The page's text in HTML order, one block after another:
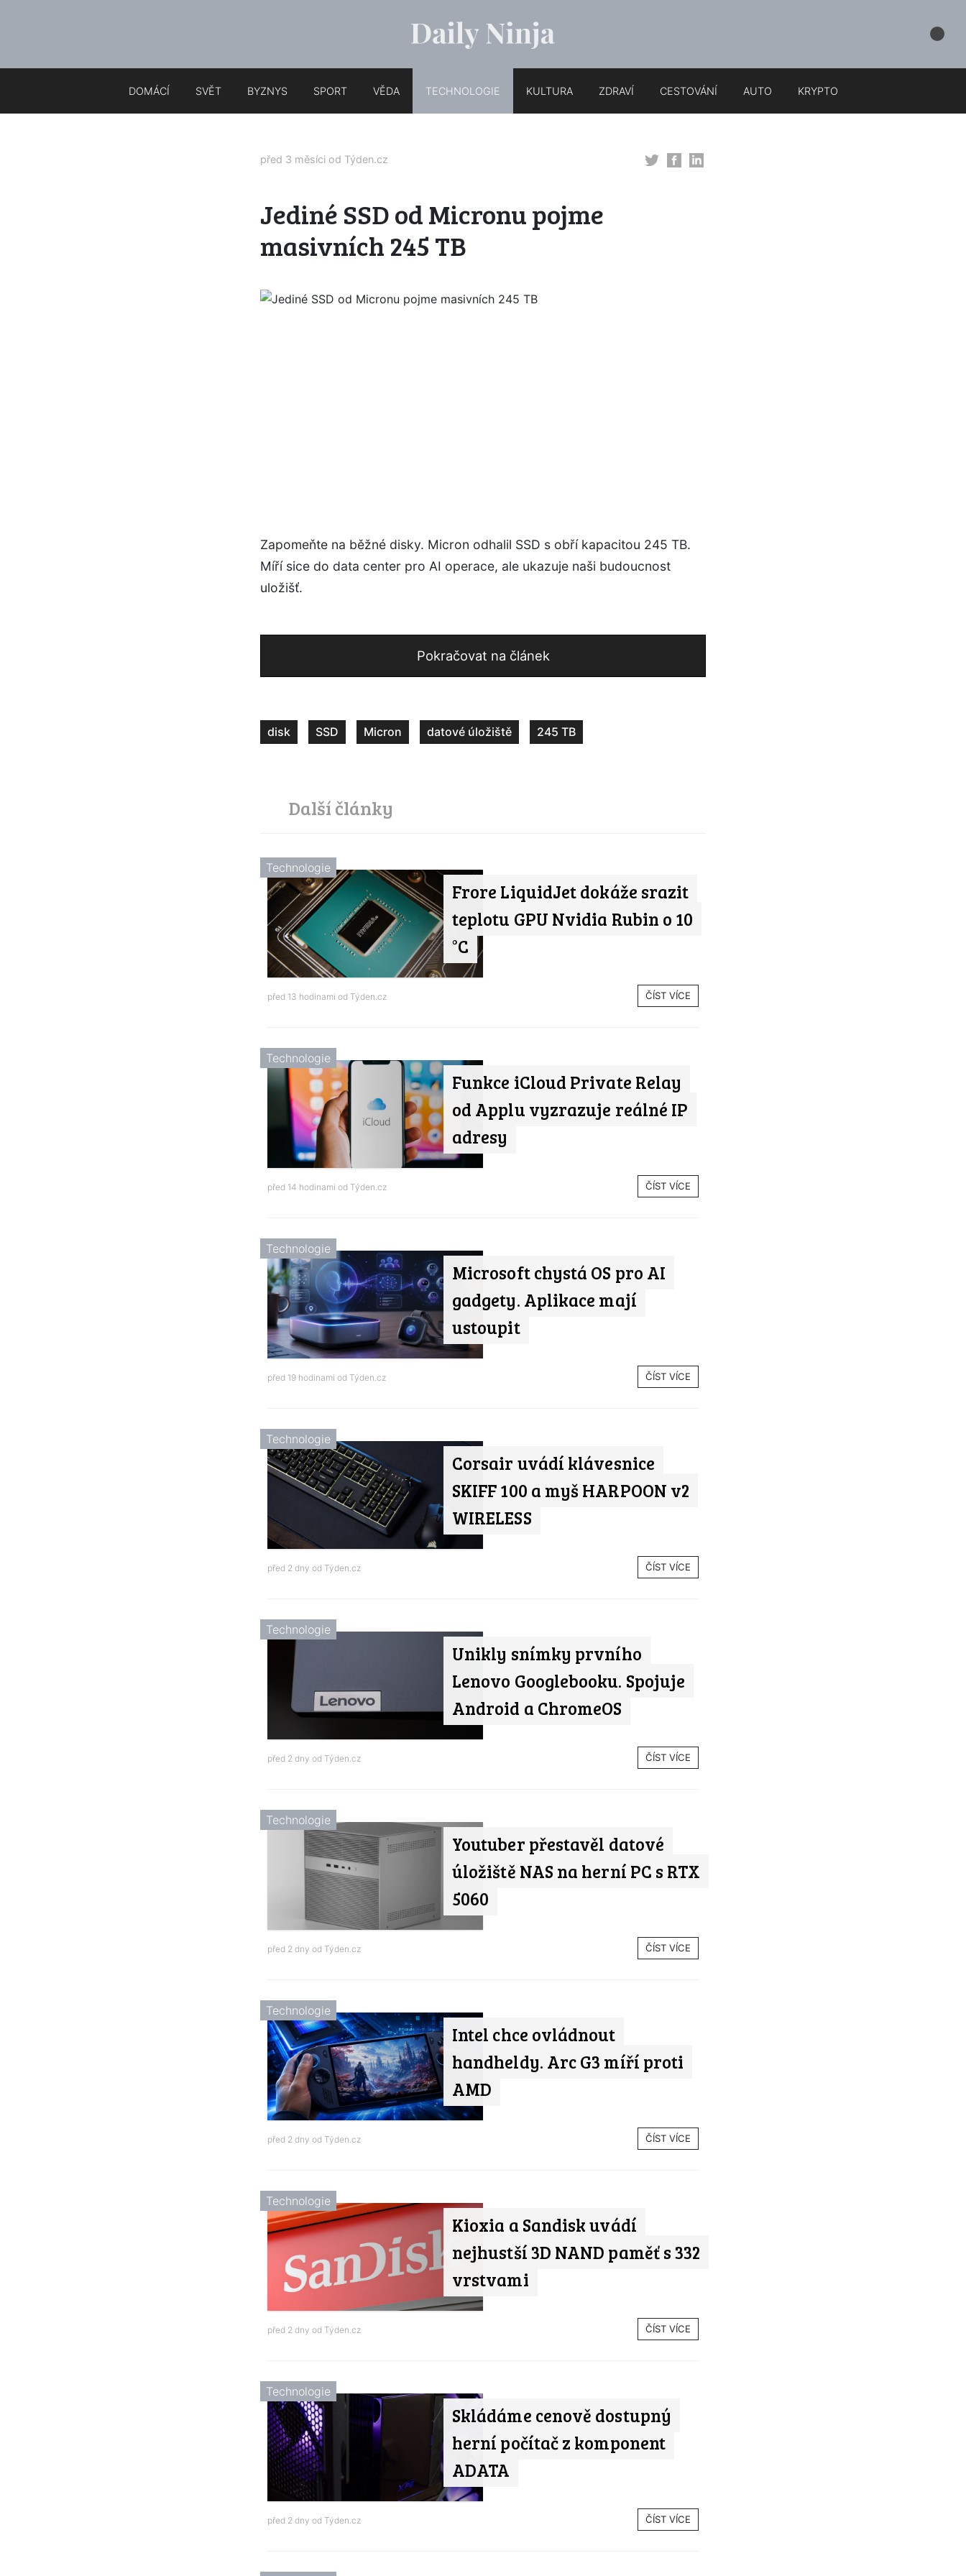
DOMÁCÍ SVĚT BYZNYS SPORT VĚDA TECHNOLOGIE KULTURA ZDRAVÍ CESTOVÁNÍ AUTO KRYPTO
před 3 měsíci od Týden.cz
Jediné SSD od Micronu pojme
masivních 245 TB
Zapomeňte na běžné disky. Micron odhalil SSD s obří kapacitou 245 TB.
Míří sice do data center pro AI operace, ale ukazuje naši budoucnost
uložišť.
Pokračovat na článek
disk SSD Micron datové úložiště 245 TB
Další články
Frore LiquidJet dokáže srazit
teplotu GPU Nvidia Rubin o 10
°C
Technologie
před 13 hodinami od Týden.cz ČÍST VÍCE
Funkce iCloud Private Relay
od Applu vyzrazuje reálné IP
adresy
Technologie
před 14 hodinami od Týden.cz ČÍST VÍCE
Microsoft chystá OS pro AI
gadgety. Aplikace mají
ustoupit
Technologie
před 19 hodinami od Týden.cz ČÍST VÍCE
Corsair uvádí klávesnice
SKIFF 100 a myš HARPOON v2
WIRELESS
Technologie
před 2 dny od Týden.cz ČÍST VÍCE
Unikly snímky prvního
Lenovo Googlebooku. Spojuje
Android a ChromeOS
Technologie
před 2 dny od Týden.cz ČÍST VÍCE
Youtuber přestavěl datové
úložiště NAS na herní PC s RTX
5060
Technologie
před 2 dny od Týden.cz ČÍST VÍCE
Intel chce ovládnout
handheldy. Arc G3 míří proti
AMD
Technologie
před 2 dny od Týden.cz ČÍST VÍCE
Kioxia a Sandisk uvádí
nejhustší 3D NAND paměť s 332
vrstvami
Technologie
před 2 dny od Týden.cz ČÍST VÍCE
Skládáme cenově dostupný
herní počítač z komponent
ADATA
Technologie
před 2 dny od Týden.cz ČÍST VÍCE